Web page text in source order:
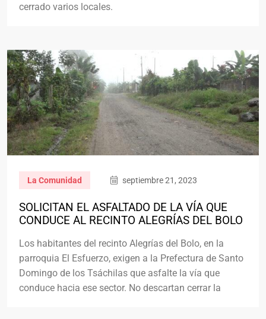
cerrado varios locales.
La Comunidad septiembre 21, 2023
SOLICITAN EL ASFALTADO DE LA VÍA QUE
CONDUCE AL RECINTO ALEGRÍAS DEL BOLO
Los habitantes del recinto Alegrías del Bolo, en la
parroquia El Esfuerzo, exigen a la Prefectura de Santo
Domingo de los Tsáchilas que asfalte la vía que
conduce hacia ese sector. No descartan cerrar la